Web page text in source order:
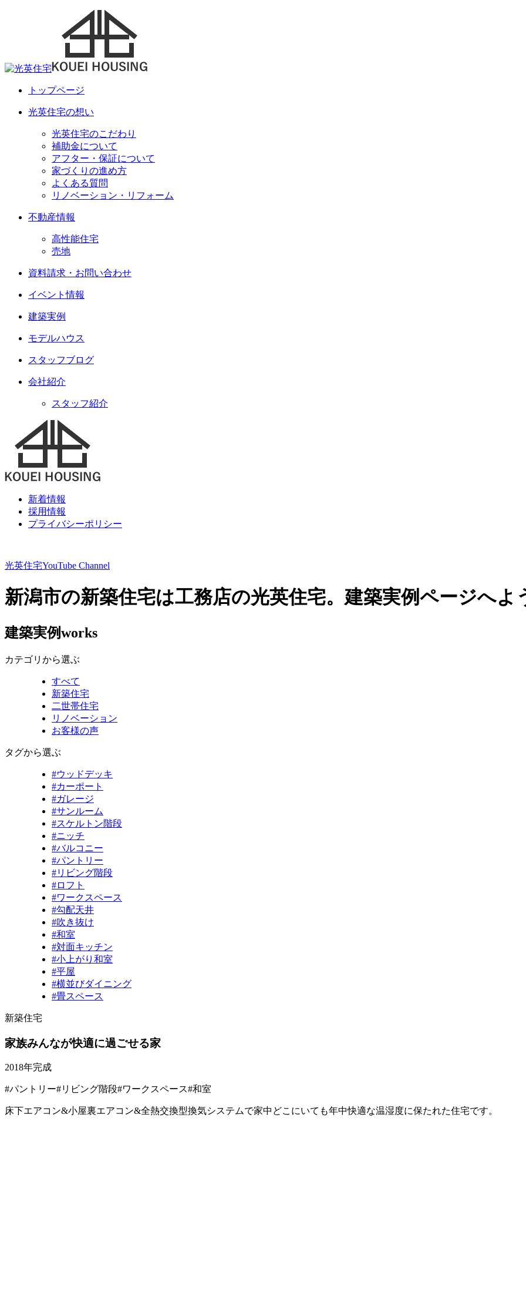
トップページ
光英住宅の想い
光英住宅のこだわり
補助金について
アフター・保証について
家づくりの進め方
よくある質問
リノベーション・リフォーム
不動産情報
高性能住宅
売地
資料請求・お問い合わせ
イベント情報
建築実例
モデルハウス
スタッフブログ
会社紹介
スタッフ紹介
新着情報
採用情報
プライバシーポリシー
光英住宅YouTube Channel
新潟市の新築住宅は工務店の光英住宅。建築実例ページへよ
建築実例works
カテゴリから選ぶ
すべて
新築住宅
二世帯住宅
リノベーション
お客様の声
タグから選ぶ
#ウッドデッキ
#カーポート
#ガレージ
#サンルーム
#スケルトン階段
#ニッチ
#バルコニー
#パントリー
#リビング階段
#ロフト
#ワークスペース
#勾配天井
#吹き抜け
#和室
#対面キッチン
#小上がり和室
#平屋
#横並びダイニング
#畳スペース
新築住宅
家族みんなが快適に過ごせる家
2018年完成
#パントリー#リビング階段#ワークスペース#和室
床下エアコン&小屋裏エアコン&全熱交換型換気システムで家中どこにいても年中快適な温湿度に保たれた住宅です。